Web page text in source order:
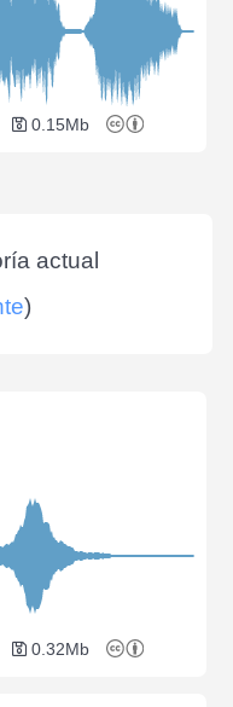
0.15Mb
actual
)
0.32Mb